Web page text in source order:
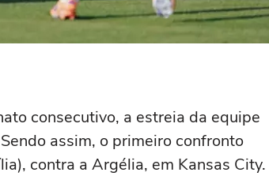
consecutivo, a estreia da equipe
assim, o primeiro confronto
contra a Argélia, em Kansas City.